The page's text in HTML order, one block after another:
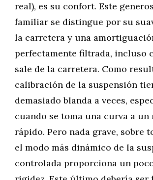
real), es su confort. Este
familiar se distingue por su
la carretera y una
perfectamente filtrada, incluso
sale de la carretera. Como
calibración de la suspensión
demasiado blanda a veces,
cuando se toma una curva a un
rápido. Pero nada grave, sobre
el modo más dinámico de la
controlada proporciona un